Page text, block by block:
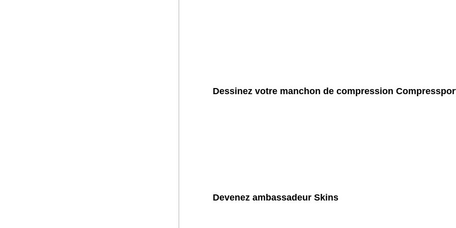
Dessinez votre manchon de compression
Devenez ambassadeur Skins